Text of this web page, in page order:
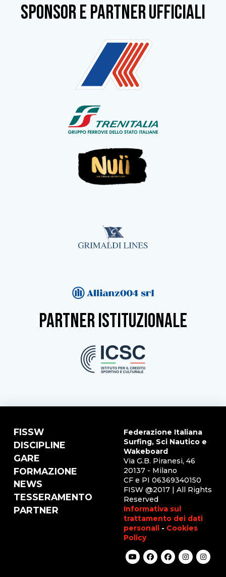
SPONSOR e partner ufficiali
partner istituzionale
FISSW
DISCIPLINE
GARE
FORMAZIONE
NEWS
TESSERAMENTO
PARTNER
Federazione Italiana
Surfing, Sci Nautico e
Wakeboard
Via G.B. Piranesi, 46
20137 - Milano
CF e PI 06369340150
FISW @2017 | All Rights
Reserved
Informativa sul
trattamento dei dati
personali - Cookies
Policy